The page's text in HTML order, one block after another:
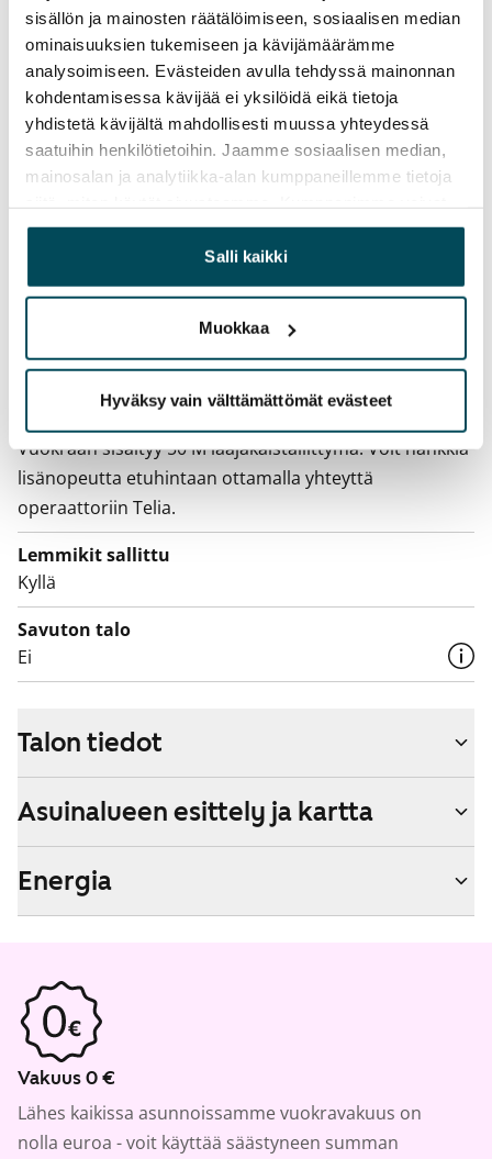
sisällön ja mainosten räätälöimiseen, sosiaalisen median
ominaisuuksien tukemiseen ja kävijämäärämme
analysoimiseen. Evästeiden avulla tehdyssä mainonnan
kohdentamisessa kävijää ei yksilöidä eikä tietoja
yhdistetä kävijältä mahdollisesti muussa yhteydessä
saatuihin henkilötietoihin. Jaamme sosiaalisen median,
mainosalan ja analytiikka-alan kumppaneillemme tietoja
yhdistää näitä tietoja muihin tietoihin, joita olet antanut
heille tai joita on kerätty, kun olet käyttänyt heidän
palvelujaan.
Salli kaikki
Muokkaa
Hyväksy vain välttämättömät evästeet
Toistaiseksi voimassa oleva, minimi asumisaika
12 kk
Irtisanomis­mahdollisuus
12 kk vuokrasopimuksesta tai sopimussakolla
aiemmin
Pakollinen, ei sisälly vuokraan
27 €/hlö/kk
Vuokralainen solmii itse sähkösopimuksen.
Vuokraan sisältyy 50 M laajakaistaliittymä. Voit hankkia
lisänopeutta etuhintaan ottamalla yhteyttä
operaattoriin Telia.
Lemmikit sallittu
Kyllä
Savuton talo
Ei
Talon tiedot
Asuinalueen esittely ja kartta
Energia
Vakuus 0 €
Lähes kaikissa asunnoissamme vuokravakuus on
nolla euroa - voit käyttää säästyneen summan